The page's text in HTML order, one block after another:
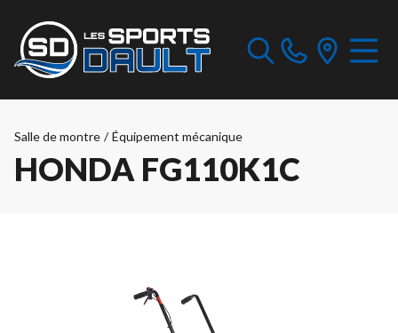
Salle de montre / Équipement mécanique
HONDA FG110K1C